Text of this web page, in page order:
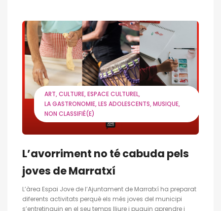
ART CULTURE ESPACE CULTUREL
LA GASTRONOMIE LES ADOLESCENTS MUSIQUE
NON CLASSIFIÉ(E)
L’avorriment no té cabuda pels
joves de Marratxí
L’àrea Espai Jove de l’Ajuntament de Marratxí ha preparat
diferents activitats perquè els més joves del municipi
s’entretinguin en el seu temps lliure i puguin aprendre i